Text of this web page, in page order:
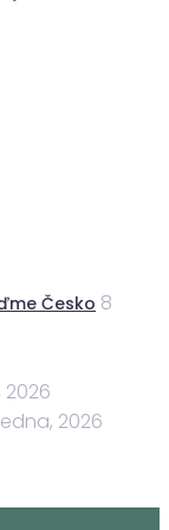
Česko 8
2026